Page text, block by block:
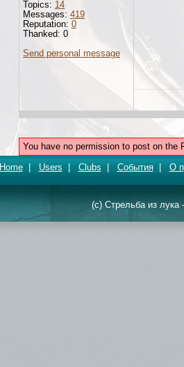
Topics: 14
Messages: 419
Reputation: 0
Thanked: 0
Send personal message
You have no permission to post on the
Home| Users Clubs События| О
(c) Стрельба из лука